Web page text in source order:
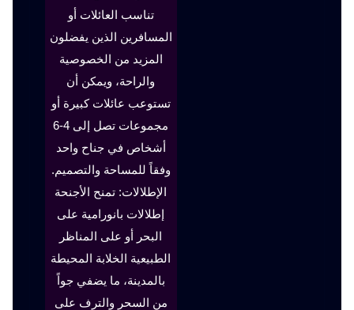
تناسب العائلات أو
المسافرين الذين يفضلون
المزيد من الخصوصية
والراحة، ويمكن أن
تستوعب عائلات كبيرة أو
مجموعات تصل إلى 4-6
أشخاص في جناح واحد
وفقاً للمساحة والتصميم.
الإطلالات: تمنح الأجنحة
إطلالات بانورامية على
البحر أو على المناظر
الطبيعية الخلابة المحيطة
بالمدينة، ما يضفي جواً
من السحر والترف على